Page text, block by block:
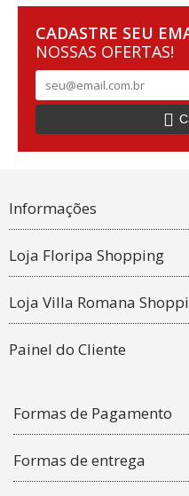
CADASTRE SEU
NOSSAS OFERTAS!
Informações
Loja Floripa Shopping
Loja Villa Romana
Painel do Cliente
Formas de Pagamento
Formas de entrega